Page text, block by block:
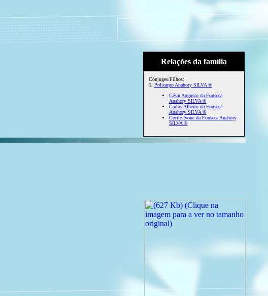
Relações da família
Cônjuges/Filhos:
1. Policarpo Anahory SILVA ®
César Augusto da Fonseca
Anahory SILVA ®
Carlos Alberto da Fonseca
Anahory SILVA ®
Cecile Ivone da Fonseca Anahory
SILVA ®